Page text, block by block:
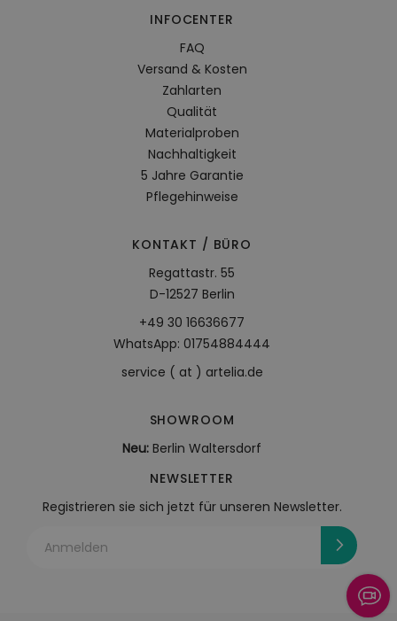
INFOCENTER
FAQ
Versand & Kosten
Zahlarten
Qualität
Materialproben
Nachhaltigkeit
5 Jahre Garantie
Pflegehinweise
KONTAKT / BÜRO
Regattastr. 55
D-12527 Berlin
+49 30 16636677
WhatsApp: 01754884444
service ( at ) artelia.de
SHOWROOM
Neu: Berlin Waltersdorf
NEWSLETTER
Registrieren sie sich jetzt für unseren Newsletter.
Anmelden